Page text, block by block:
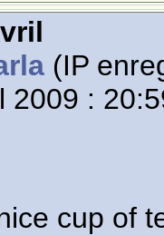
(IP
2009 :
cup of